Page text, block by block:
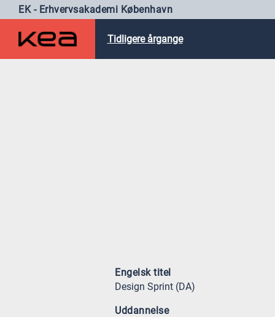
EK - Erhvervsakademi København
Tidligere årgange
Engelsk titel
Design Sprint (DA)
Uddannelse